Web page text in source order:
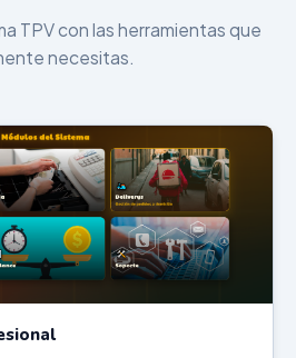
TPV con las herramientas que
necesitas.